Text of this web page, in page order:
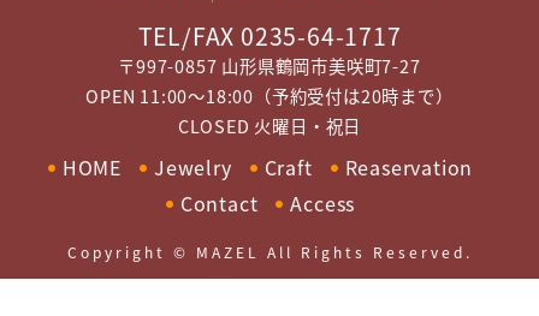
TEL/FAX 0235-64-1717
〒997-0857 山形県鶴岡市美咲町7-27
OPEN 11:00～18:00（予約受付は20時まで）
CLOSED 火曜日・祝日
HOME Jewelry Craft
Reaservation
Contact
Access
Copyright © MAZEL All Rights Reserved.